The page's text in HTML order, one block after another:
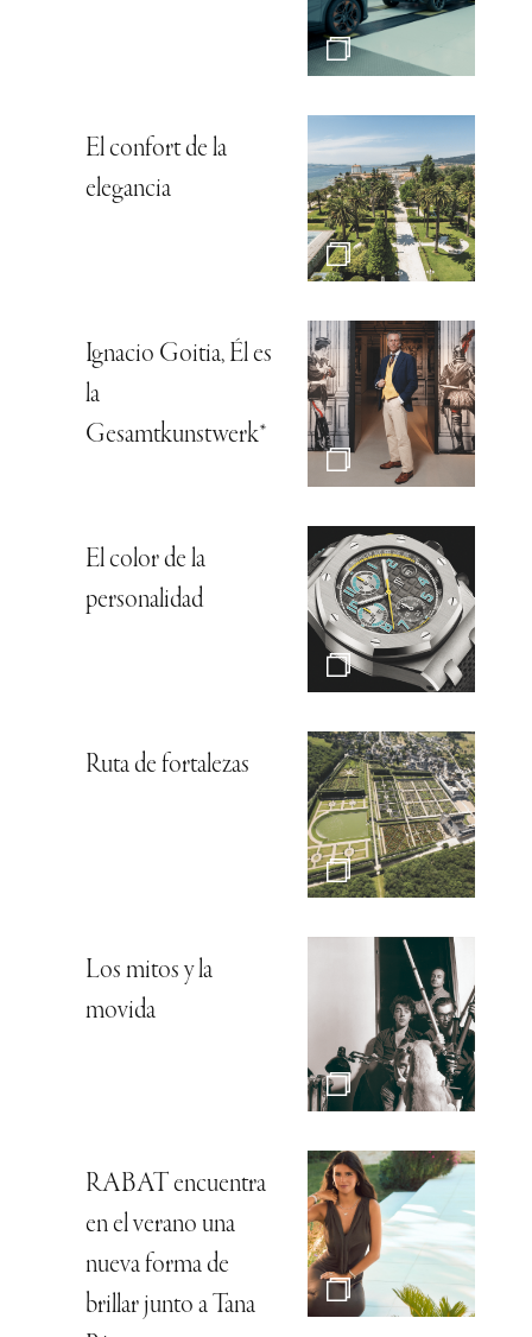
El confort de la
elegancia
Ignacio Goitia, Él es
la
Gesamtkunstwerk*
El color de la
personalidad
Ruta de fortalezas
Los mitos y la
movida
RABAT encuentra
en el verano una
nueva forma de
brillar junto a Tana